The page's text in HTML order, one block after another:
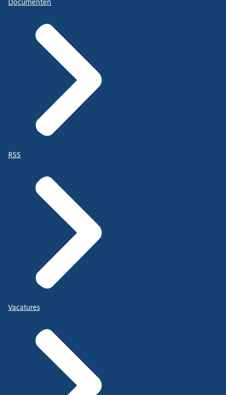
RSS
Vacatures